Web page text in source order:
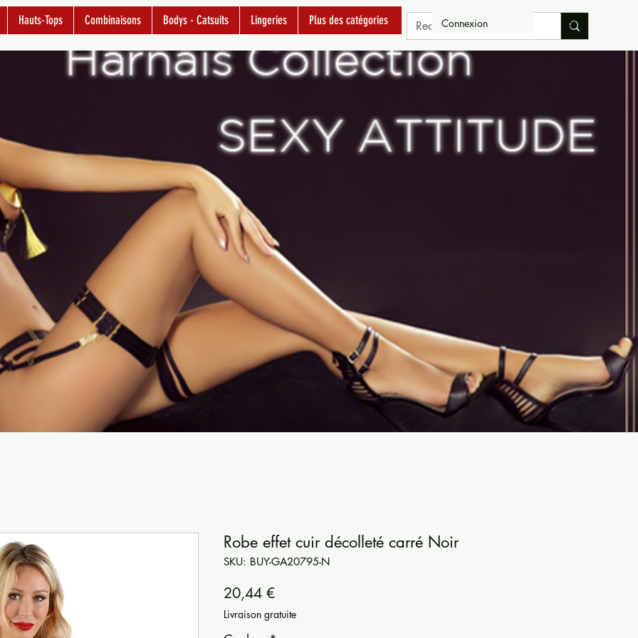
Hauts-Tops Combinaisons Bodys - Catsuits Lingeries Plus des catégories Connexion
Robe effet cuir décolleté carré Noir
SKU: BUY-GA20795-N
20,44 €Precio
Livraison gratuite